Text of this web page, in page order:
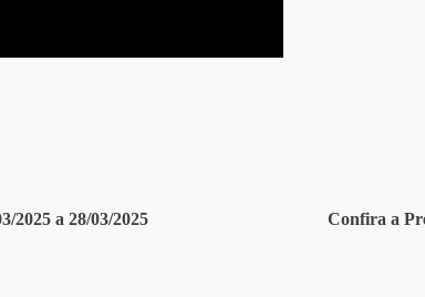
2025 a 28/03/2025
Confira a